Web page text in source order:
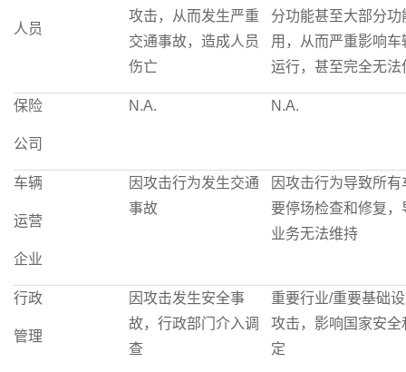
人员
攻击，从而发生严重
交通事故，造成人员
伤亡
分功能甚至大部分功
用，从而严重影响车
运行，甚至完全无法
保险
公司
N.A. N.A.
车辆
运营
企业
因攻击行为发生交通
事故
因攻击行为导致所有
要停场检查和修复，
业务无法维持
行政
管理
因攻击发生安全事
故，行政部门介入调
查
重要行业/重要基础
攻击，影响国家安全
定